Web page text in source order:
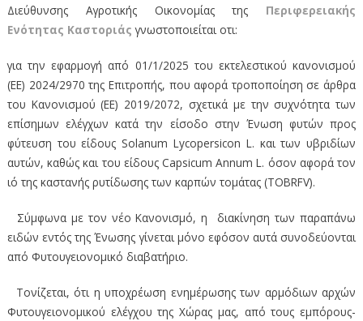
Διεύθυνσης Αγροτικής Οικονομίας της Περιφερειακής
Ενότητας Καστοριάς γνωστοποιείται οτι:
για την εφαρμογή από 01/1/2025 του εκτελεστικού κανονισμού
(ΕΕ) 2024/2970 της Επιτροπής, που αφορά τροποποίηση σε άρθρα
του Κανονισμού (ΕΕ) 2019/2072, σχετικά με την συχνότητα των
επίσημων ελέγχων κατά την είσοδο στην Ένωση φυτών προς
φύτευση του είδους Solanum Lycopersicon L. και των υβριδίων
αυτών, καθώς και του είδους Capsicum Annum L. όσον αφορά τον
ιό της καστανής ρυτίδωσης των καρπών τομάτας (TOBRFV).
Σύμφωνα με τον νέο Κανονισμό, η διακίνηση των παραπάνω
ειδών εντός της Ένωσης γίνεται μόνο εφόσον αυτά συνοδεύονται
από Φυτουγειονομικό διαβατήριο.
Τονίζεται, ότι η υποχρέωση ενημέρωσης των αρμόδιων αρχών
Φυτουγειονομικού ελέγχου της Χώρας μας, από τους εμπόρους-